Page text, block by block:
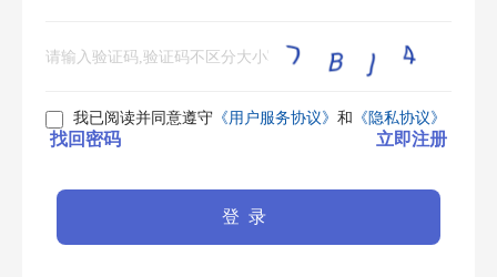
我已阅读并同意遵守《用户服务协议》 和 《隐私协议》
找回密码 立即注册
登录